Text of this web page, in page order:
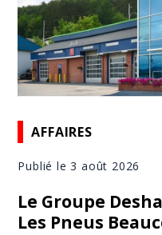
AFFAIRES
Publié le 3 août 2026
Le Groupe
Les Pneus